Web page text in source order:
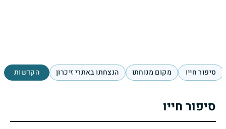
סיפור חייו מקום מנוחתו הנצחתו באתרי זיכרון הקדשות
סיפור חייו